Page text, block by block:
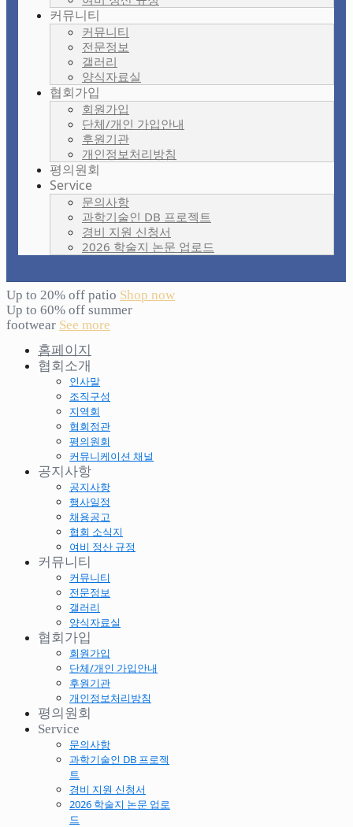
커뮤니티
커뮤니티
전문정보
갤러리
양식자료실
협회가입
회원가입
단체/개인 가입안내
후원기관
개인정보처리방침
평의원회
Service
문의사항
과학기술인 DB 프로젝트
경비 지원 신청서
2026 학술지 논문 업로드
Up to 20% off patio Shop now
Up to 60% off summer
footwear See more
홈페이지
협회소개
인사말
조직구성
지역회
협회정관
평의원회
커뮤니케이션 채널
공지사항
공지사항
행사일정
채용공고
협회 소식지
여비 정산 규정
커뮤니티
커뮤니티
전문정보
갤러리
양식자료실
협회가입
회원가입
단체/개인 가입안내
후원기관
개인정보처리방침
평의원회
Service
문의사항
과학기술인 DB 프로젝
트
경비 지원 신청서
2026 학술지 논문 업로
드